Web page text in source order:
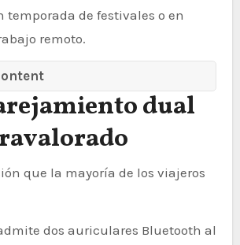
temporada de festivales o en
remoto.
dual
que la mayoría de los viajeros
dos auriculares Bluetooth al